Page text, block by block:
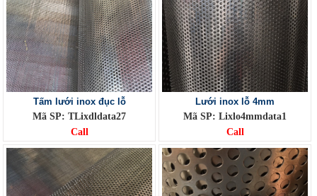
Tấm lưới inox đục lỗ
Mã SP: TLixdldata27
Call
Lưới inox lỗ 4mm
Mã SP: Lixlo4mmdata1
Call